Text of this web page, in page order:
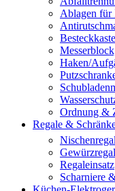
Ablagen für
Haken/
Ordnung &
Regale &
Regaleinsatz
Scharniere